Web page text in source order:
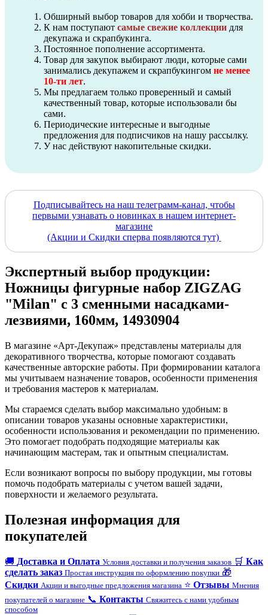
Обширный выбор товаров для хобби и творчества.
К нам поступают самые свежие коллекции для
декупажа и скрапбукинга.
Постоянное пополнение ассортимента.
Товар для закупок выбирают люди, которые сами
занимались декупажем и скрапбукингом не менее
10-ти лет.
Мы предлагаем только проверенный и самый
качественный товар, которые использовали бы
сами.
Периодические интересные и выгодные
предложения для подписчиков на нашу рассылку.
У нас действуют накопительные скидки.
Подписывайтесь на наш телеграмм-канал, чтобы
первыми узнавать о новинках в нашем интернет-
магазине
(Акции и Скидки сперва появляются тут)
Экспертный выбор продукции:
Ножницы фигурные набор ZIGZAG
"Milan" с 3 сменными насадками-
лезвиями, 160мм, 14930904
В магазине «Арт-Декупаж» представлены материалы для
декоративного творчества, которые помогают создавать
качественные авторские работы. При формировании каталога
мы учитываем назначение товаров, особенности применения
и требования мастеров к материалам.
Мы стараемся сделать выбор максимально удобным: в
описании товаров указаны основные характеристики,
особенности использования и рекомендации по применению.
Это помогает подобрать подходящие материалы как
начинающим мастерам, так и опытным специалистам.
Если возникают вопросы по выбору продукции, мы готовы
помочь подобрать материалы с учетом вашей задачи,
поверхности и желаемого результата.
Полезная информация для
покупателей
🚚 Доставка и Оплата Условия доставки и получения заказов 🛒 Как
сделать заказ Простая инструкция по оформлению покупки 🎁
Скидки Акции и выгодные предложения магазина ⭐ Отзывы Мнения
покупателей о магазине 📞 Контакты Свяжитесь с нами удобным
способом